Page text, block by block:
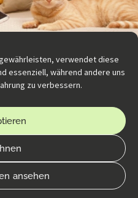
verwendet diese
essenziell, während andere uns
zu verbessern.
ansehen
e.U.
|1120 Wien